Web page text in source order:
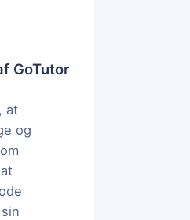
GoTutor
at
og